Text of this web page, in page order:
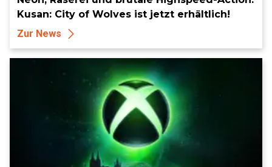
Kusan: City of Wolves ist jetzt erhältlich!
Zur News